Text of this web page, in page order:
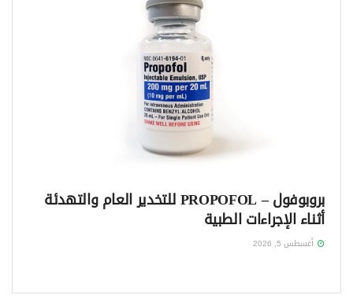
بروبوفول – PROPOFOL للتخدير العام والتهدئة
أثناء الإجراءات الطبية
أغسطس 5, 2026